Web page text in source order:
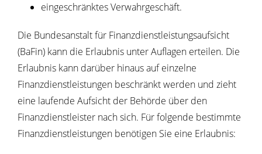
eingeschränktes Verwahrgeschäft.
Die Bundesanstalt für Finanzdienstleistungsaufsicht
(BaFin) kann die Erlaubnis unter Auflagen erteilen. Die
Erlaubnis kann darüber hinaus auf einzelne
Finanzdienstleistungen beschränkt werden und zieht
eine laufende Aufsicht der Behörde über den
Finanzdienstleister nach sich. Für folgende bestimmte
Finanzdienstleistungen benötigen Sie eine Erlaubnis: